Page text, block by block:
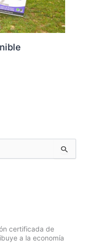
certificada de
a la economía